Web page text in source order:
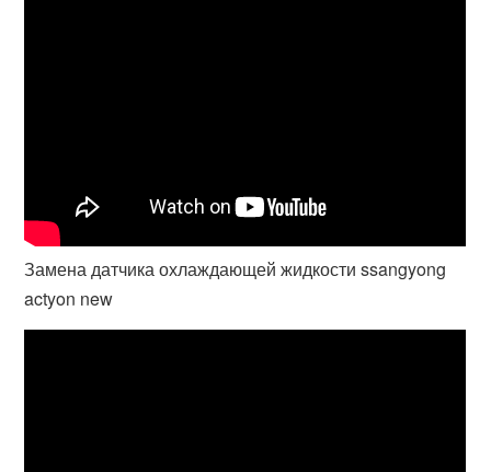
Замена датчика охлаждающей жидкости ssangyong
actyon new